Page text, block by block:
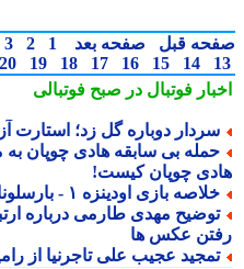
قبل صفحه بعد 1
2
3
4
14
15
16
17
18
19
20
فوتبال در صبح فوتبالی
دوباره گل زد؛ استارت
بی سابقه هادی چوپان به
چوپان کیست!
بازی اودینزه ۱ - بارسلونا ۰
مهدی طارمی درباره
عکس ها
عجیب علی تاجرنیا از رامین